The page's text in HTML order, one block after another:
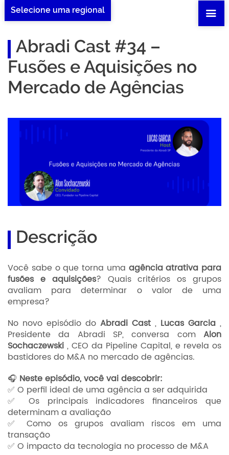
Selecione uma regional
Abradi Cast #34 –
Fusões e Aquisições no
Mercado de Agências
Descrição
Você sabe o que torna uma agência atrativa para
fusões e aquisições? Quais critérios os grupos
avaliam para determinar o valor de uma
empresa?
No novo episódio do Abradi Cast , Lucas Garcia ,
Presidente da Abradi SP, conversa com Alon
Sochaczewski , CEO da Pipeline Capital, e revela os
bastidores do M&A no mercado de agências.
🎧 Neste episódio, você vai descobrir:
✅ O perfil ideal de uma agência a ser adquirida
✅ Os principais indicadores financeiros que
determinam a avaliação
✅ Como os grupos avaliam riscos em uma
transação
✅ O impacto da tecnologia no processo de M&A